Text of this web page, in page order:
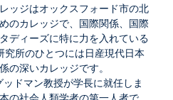
ッジはオックスフォード市の北
のカレッジで、国際関係、国際
ディーズに特に力を入れている
究所のひとつには日産現代日本
の深いカレッジです。
ドマン教授が学長に就任しま